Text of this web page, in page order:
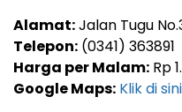
Alamat:Jalan Tugu
Telepon: (0341) 363891
Harga per Malam: Rp
Google Maps: Klik di sini